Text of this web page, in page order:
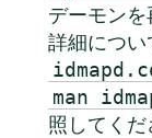
デーモンを
詳細につい
man
照してくだ